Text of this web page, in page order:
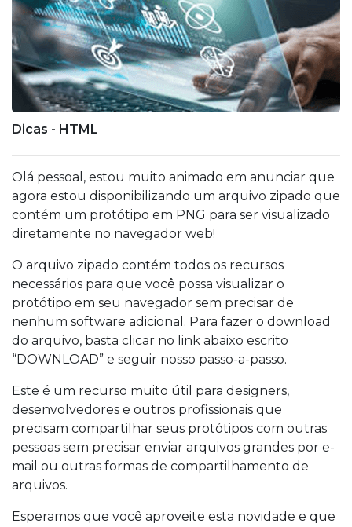
Dicas - HTML
Olá pessoal, estou muito animado em anunciar que
agora estou disponibilizando um arquivo zipado que
contém um protótipo em PNG para ser visualizado
diretamente no navegador web!
O arquivo zipado contém todos os recursos
necessários para que você possa visualizar o
protótipo em seu navegador sem precisar de
nenhum software adicional. Para fazer o download
do arquivo, basta clicar no link abaixo escrito
“DOWNLOAD” e seguir nosso passo-a-passo.
Este é um recurso muito útil para designers,
desenvolvedores e outros profissionais que
precisam compartilhar seus protótipos com outras
pessoas sem precisar enviar arquivos grandes por e-
mail ou outras formas de compartilhamento de
arquivos.
Esperamos que você aproveite esta novidade e que